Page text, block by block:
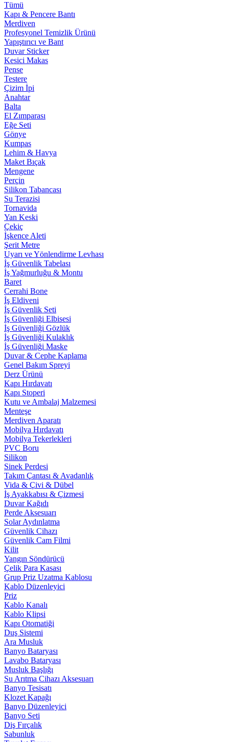
Tümü
Kapı & Pencere Bantı
Merdiven
Profesyonel Temizlik Ürünü
Yapıştırıcı ve Bant
Duvar Sticker
Kesici Makas
Pense
Testere
Çizim İpi
Anahtar
Balta
El Zımparası
Eğe Seti
Gönye
Kumpas
Lehim & Havya
Maket Bıçak
Mengene
Perçin
Silikon Tabancası
Su Terazisi
Tornavida
Yan Keski
Çekiç
İşkence Aleti
Şerit Metre
Uyarı ve Yönlendirme Levhası
İş Güvenlik Tabelası
İş Yağmurluğu & Montu
Baret
Cerrahi Bone
İş Eldiveni
İş Güvenlik Seti
İş Güvenliği Elbisesi
İş Güvenliği Gözlük
İş Güvenliği Kulaklık
İş Güvenliği Maske
Duvar & Cephe Kaplama
Genel Bakım Spreyi
Derz Ürünü
Kapı Hırdavatı
Kapı Stoperi
Kutu ve Ambalaj Malzemesi
Menteşe
Merdiven Aparatı
Mobilya Hırdavatı
Mobilya Tekerlekleri
PVC Boru
Silikon
Sinek Perdesi
Takım Çantası & Avadanlık
Vida & Çivi & Dübel
İş Ayakkabısı & Çizmesi
Duvar Kağıdı
Perde Aksesuarı
Solar Aydınlatma
Güvenlik Cihazı
Güvenlik Cam Filmi
Kilit
Yangın Söndürücü
Çelik Para Kasası
Grup Priz Uzatma Kablosu
Kablo Düzenleyici
Priz
Kablo Kanalı
Kablo Klipsi
Kapı Otomatiği
Duş Sistemi
Ara Musluk
Banyo Bataryası
Lavabo Bataryası
Musluk Başlığı
Su Arıtma Cihazı Aksesuarı
Banyo Tesisatı
Klozet Kapağı
Banyo Düzenleyici
Banyo Seti
Diş Fırçalık
Sabunluk